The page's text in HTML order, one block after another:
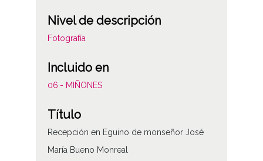
Nivel de descripción
Fotografía
Incluido en
06.- MIÑONES
Título
Recepción en Eguino de monseñor José
María Bueno Monreal